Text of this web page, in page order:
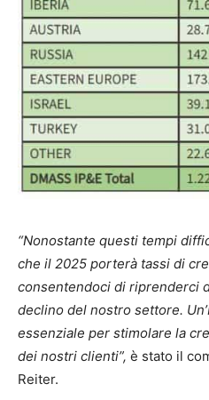
“Nonostante questi tempi
che il 2025 porterà tassi di
consentendoci di riprenderci
declino del nostro settore.
essenziale per stimolare la
dei nostri clienti”, è stato il
Reiter.